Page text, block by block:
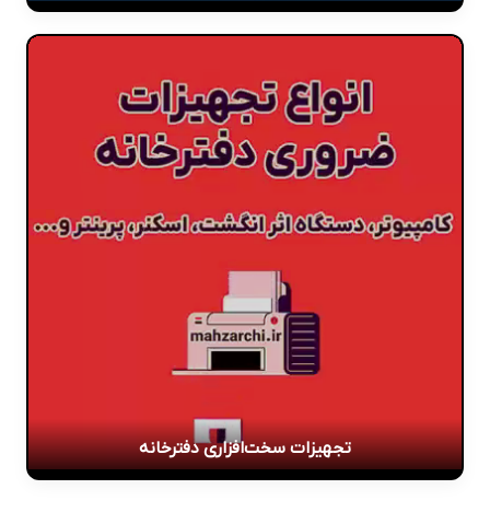
تجهیزات سخت‌افزاری دفترخانه